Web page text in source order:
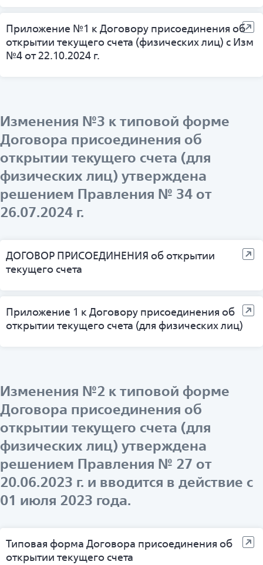
Приложение №1 к Договору присоединения об
открытии текущего счета (физических лиц) с Изм
№4 от 22.10.2024 г.
Изменения №3 к типовой форме
Договора присоединения об
открытии текущего счета (для
физических лиц) утверждена
решением Правления № 34 от
26.07.2024 г.
ДОГОВОР ПРИСОЕДИНЕНИЯ об открытии
текущего счета
Приложение 1 к Договору присоединения об
открытии текущего счета (для физических лиц)
Изменения №2 к типовой форме
Договора присоединения об
открытии текущего счета (для
физических лиц) утверждена
решением Правления № 27 от
20.06.2023 г. и вводится в действие с
01 июля 2023 года.
Типовая форма Договора присоединения об
открытии текущего счета